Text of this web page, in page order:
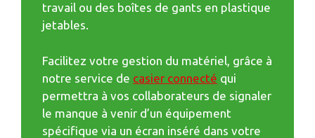
travail ou des boîtes de gants en plastique
jetables.
Facilitez votre gestion du matériel, grâce à
notre service de casier connecté qui
permettra à vos collaborateurs de signaler
le manque à venir d’un équipement
spécifique via un écran inséré dans votre